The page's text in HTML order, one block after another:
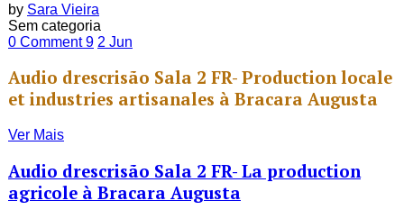
by Sara Vieira
Sem categoria
0 Comment9 2 Jun
Audio drescrisão Sala 2 FR- Production locale
et industries artisanales à Bracara Augusta
Ver Mais
Audio drescrisão Sala 2 FR- La production
agricole à Bracara Augusta